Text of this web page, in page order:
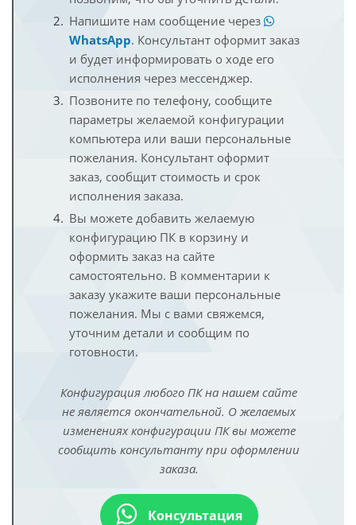
Напишите нам сообщение через
WhatsApp. Консультант оформит заказ
и будет информировать о ходе его
исполнения через мессенджер.
Позвоните по телефону, сообщите
параметры желаемой конфигурации
компьютера или ваши персональные
пожелания. Консультант оформит
заказ, сообщит стоимость и срок
исполнения заказа.
Вы можете добавить желаемую
конфигурацию ПК в корзину и
оформить заказ на сайте
самостоятельно. В комментарии к
заказу укажите ваши персональные
пожелания. Мы с вами свяжемся,
уточним детали и сообщим по
готовности.
Конфигурация любого ПК на нашем сайте
не является окончательной. О желаемых
изменениях конфигурации ПК вы можете
сообщить консультанту при оформлении
заказа.
Консультация